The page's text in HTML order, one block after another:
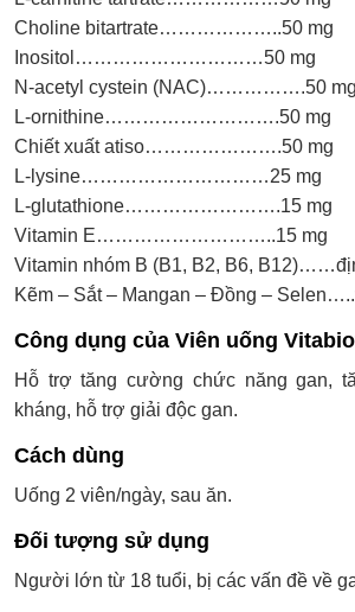
Choline bitartrate………………..50 mg
Inositol…………………………50 mg
N-acetyl cystein (NAC)…………….50 mg
L-ornithine……………………….50 mg
Chiết xuất atiso………………….50 mg
L-lysine…………………………25 mg
L-glutathione…………………….15 mg
Vitamin E………………………..15 mg
Vitamin nhóm B (B1, B2, B6,
Kẽm – Sắt – Mangan – Đồng –
Công dụng của Viên uống
Hỗ trợ tăng cường chức năng gan,
kháng, hỗ trợ giải độc gan.
Cách dùng
Uống 2 viên/ngày, sau ăn.
Đối tượng sử dụng
Người lớn từ 18 tuổi, bị các vấn đề về